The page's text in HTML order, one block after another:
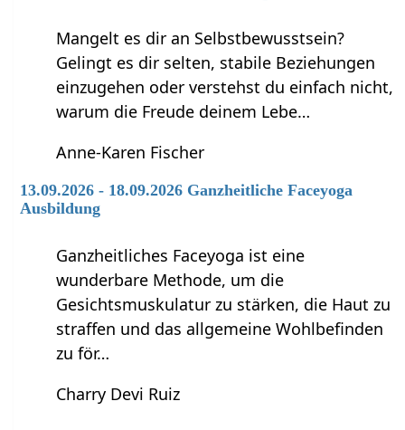
Mangelt es dir an Selbstbewusstsein?
Gelingt es dir selten, stabile Beziehungen
einzugehen oder verstehst du einfach nicht,
warum die Freude deinem Lebe…
Anne-Karen Fischer
13.09.2026 - 18.09.2026 Ganzheitliche Faceyoga
Ausbildung
Ganzheitliches Faceyoga ist eine
wunderbare Methode, um die
Gesichtsmuskulatur zu stärken, die Haut zu
straffen und das allgemeine Wohlbefinden
zu för…
Charry Devi Ruiz